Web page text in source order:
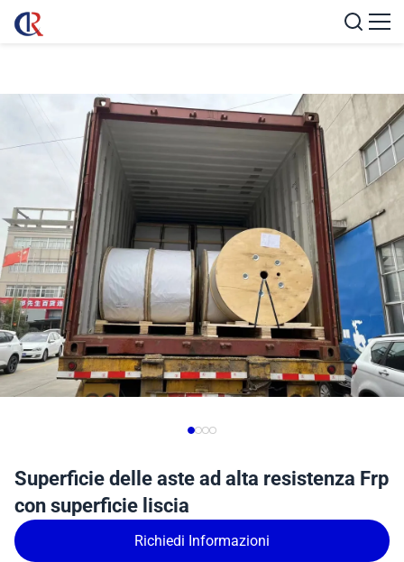
Superficie delle aste ad alta resistenza Frp
con superficie liscia
Richiedi Informazioni